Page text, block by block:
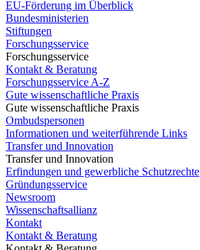
EU-Förderung im Überblick
Bundesministerien
Stiftungen
Forschungsservice
Forschungsservice
Kontakt & Beratung
Forschungsservice A-Z
Gute wissenschaftliche Praxis
Gute wissenschaftliche Praxis
Ombudspersonen
Informationen und weiterführende Links
Transfer und Innovation
Transfer und Innovation
Erfindungen und gewerbliche Schutzrechte
Gründungsservice
Newsroom
Wissenschaftsallianz
Kontakt
Kontakt & Beratung